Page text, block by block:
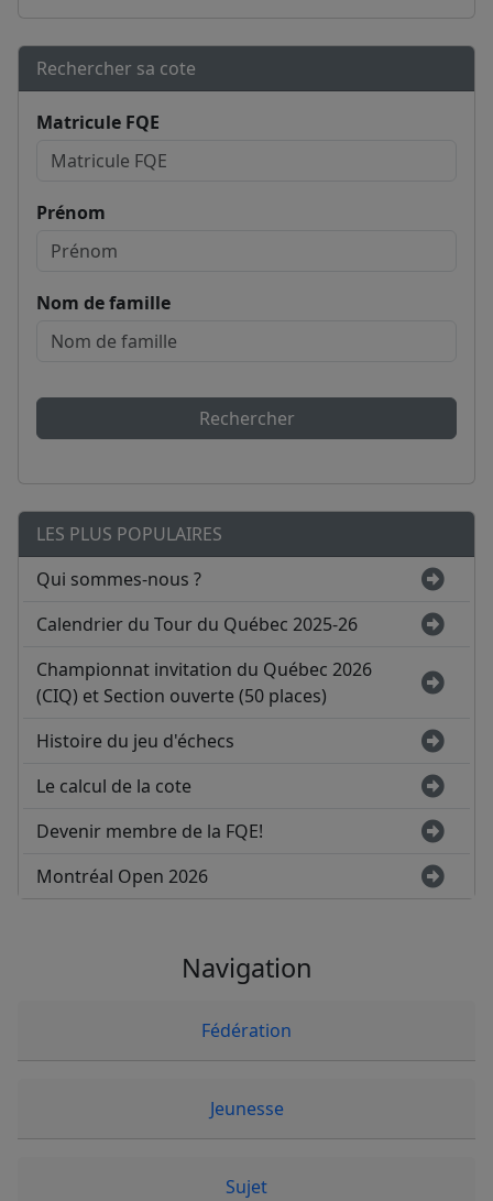
Rechercher sa cote
Matricule FQE
Prénom
Nom de famille
Rechercher
LES PLUS POPULAIRES
Qui sommes-nous ?
Calendrier du Tour du Québec 2025-26
Championnat invitation du Québec 2026
(CIQ) et Section ouverte (50 places)
Histoire du jeu d'échecs
Le calcul de la cote
Devenir membre de la FQE!
Montréal Open 2026
Navigation
Fédération
Jeunesse
Sujet